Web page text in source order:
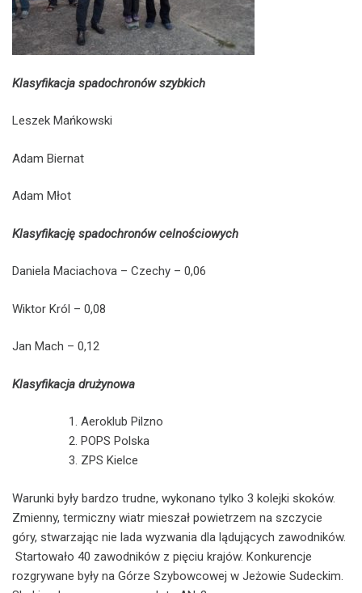
Klasyfikacja spadochronów szybkich
Leszek Mańkowski
Adam Biernat
Adam Młot
Klasyfikację spadochronów celnościowych
Daniela Maciachova – Czechy – 0,06
Wiktor Król – 0,08
Jan Mach – 0,12
Klasyfikacja drużynowa
Aeroklub Pilzno
POPS Polska
ZPS Kielce
Warunki były bardzo trudne, wykonano tylko 3 kolejki skoków.
Zmienny, termiczny wiatr mieszał powietrzem na szczycie
góry, stwarzając nie lada wyzwania dla lądujących zawodników.
Startowało 40 zawodników z pięciu krajów. Konkurencje
rozgrywane były na Górze Szybowcowej w Jeżowie Sudeckim.